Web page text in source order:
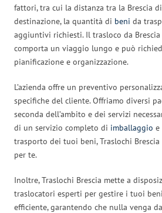
fattori, tra cui la distanza tra la Brescia
destinazione, la quantità di beni da
aggiuntivi richiesti. Il trasloco da Brescia
comporta un viaggio lungo e può
pianificazione e organizzazione.
L’azienda offre un preventivo
specifiche del cliente. Offriamo diversi
seconda dell’ambito e dei servizi
di un servizio completo di imballaggio e
trasporto dei tuoi beni, Traslochi
per te.
Inoltre, Traslochi Brescia mette a
traslocatori esperti per gestire i tuoi
efficiente, garantendo che nulla venga